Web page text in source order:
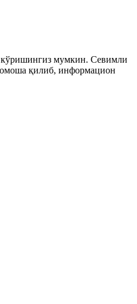
кўришингиз мумкин. Севимли
қилиб, информацион